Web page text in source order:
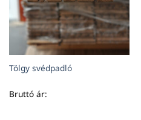
Tölgy svédpadló
Bruttó ár: